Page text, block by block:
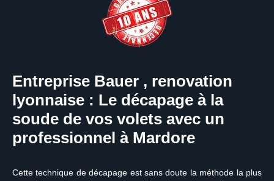
Entreprise Bauer , renovation
lyonnaise : Le décapage à la
soude de vos volets avec un
professionnel à Mardore
Cette technique de décapage est sans doute la méthode la plus